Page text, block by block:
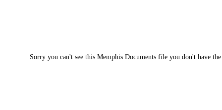
Sorry you can't see this Memphis Documents file you don't have